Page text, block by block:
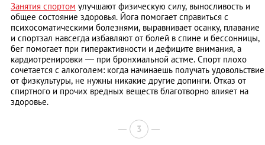
Занятия спортом улучшают физическую силу, выносливость и
общее состояние здоровья. Йога помогает справиться с
психосоматическими болезнями, выравнивает осанку, плавание
и спортзал навсегда избавляют от болей в спине и бессонницы,
бег помогает при гиперактивности и дефиците внимания, а
кардиотренировки — при бронхиальной астме. Спорт плохо
сочетается с алкоголем: когда начинаешь получать удовольствие
от физкультуры, не нужны никакие другие допинги. Отказ от
спиртного и прочих вредных веществ благотворно влияет на
здоровье.
3